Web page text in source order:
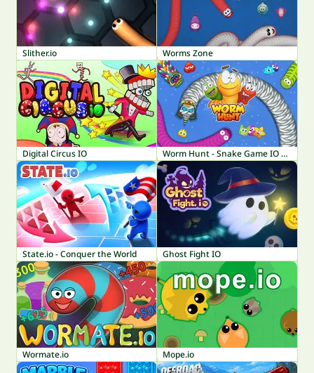
Slither.io Worms Zone
Digital Circus IO Worm Hunt - Snake Game IO Zone
State.io - Conquer the World Ghost Fight IO
Wormate.io Mope.io